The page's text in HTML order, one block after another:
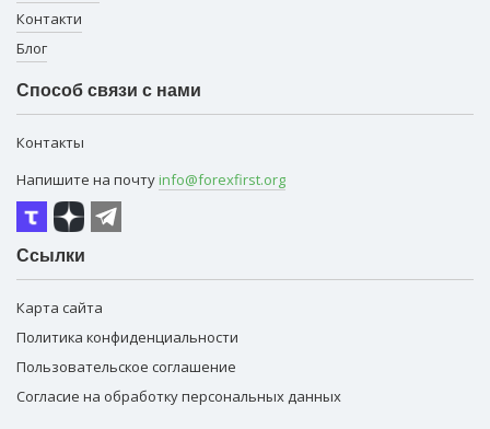
Контакти
Блог
Способ связи с нами
Контакты
Напишите на почту info@forexfirst.org
Ссылки
Карта сайта
Политика конфиденциальности
Пользовательское соглашение
Согласие на обработку персональных данных